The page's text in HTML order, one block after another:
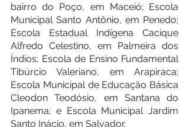
bairro do Poço, em Maceió; Escola
Municipal Santo Antônio, em Penedo;
Escola Estadual Indígena Cacique
Alfredo Celestino, em Palmeira dos
Índios; Escola de Ensino Fundamental
Tibúrcio Valeriano, em Arapiraca;
Escola Municipal de Educação Básica
Cleodon Teodósio, em Santana do
Ipanema; e Escola Municipal Jardim
Santo Inácio, em Salvador.